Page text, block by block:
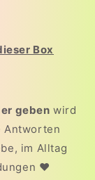
Box
geben wird
Antworten
im Alltag
❤️